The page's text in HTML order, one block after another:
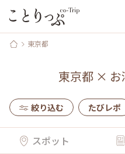
東京都
東京都 × お
絞り込む たびレポ
スポット